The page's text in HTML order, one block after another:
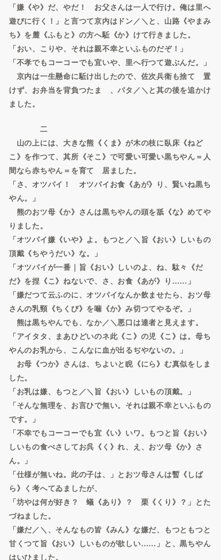
「嫌《や》だ、やだ！ お父さんは一人で行け。俺は里へ
遊びに行く！」と言つて京内はドン／＼と、山路《やまみ
ち》を麓《ふもと》の方へ駈《か》けて行きました。
「おい、こりや、それは親不幸といふものだぞ！」
「不孝でもコーコーでも宜いや、里へ行つて遊ぶんだ。」
京内は一生懸命に駈け出したので、佐次兵衛も捨てゝ置
けず、お弁当を背負つたまゝ、パタ／＼と其の後を追かけ
ました。
二
山の上には、大きな熊《くま》が木の枝に臥床《ねど
こ》を作つて、其所《そこ》で可愛い可愛い黒ちやん＝人
間なら赤ちやん＝を育てゝ居ました。
「さ、オツパイ！ オツパイお食《あが》り、賢いね黒ち
やん。」
熊のおツ母《か》さんは黒ちやんの頭を舐《な》めてや
りました。
「オツパイ嫌《いや》よ。もつと／＼旨《おい》しいもの
頂戴《ちやうだい》な。」
「オツパイが一番｜旨《おい》しいのよ、ね、駄々《だ
だ》を捏《こ》ねないで、さ、お食《あが》り……」
「嫌だつて云ふのに、オツパイなんか飲ませたら、おツ母
さんの乳頸《ちくび》を噛《か》み切つてやるぞ。」
熊は黒ちやんでも、なか／＼悪口は達者と見えます。
「アイタタ、まあひどいのネ此《こ》の児《こ》は。母ち
やんのお乳から、こんなに血が出るぢやないの。」
お母《つか》さんは、ちよいと睨《にら》む真似をしま
した。
「お乳は嫌、もつと／＼旨《おい》しいもの頂戴。」
「そんな無理を、お言ひで無い。それは親不幸といふもの
です。」
「不幸でもコーコーでも宜《い》いワ。もつと旨《おい》
しいもの食べさしてお呉《く》れ、え、おツ母《か》さ
ん。」
「仕様が無いね。此の子は、」とおツ母さんは暫《しば
ら》く考へてゐましたが、
「坊やは何が好き？ 蟻《あり》？ 栗《くり》？」とた
づねました。
「嫌だ／＼、そんなもの皆《みん》な嫌だ、もつともつと
甘くつて旨《おい》しいものが欲しい……」と、黒ちやん
はいひました。